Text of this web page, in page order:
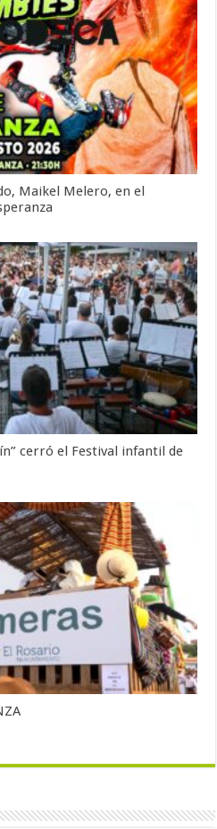
Maikel Melero, en el
cerró el Festival infantil de